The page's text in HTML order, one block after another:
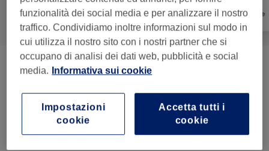
Tutti Unghie Depilazione
Manicure (9)
funzionalità dei social media e per analizzare il nostro
traffico. Condividiamo inoltre informazioni sul modo in
cui utilizza il nostro sito con i nostri partner che si
occupano di analisi dei dati web, pubblicità e social
media. Informativa sui cookie
Accetta tutti i
cookie
Impostazioni
cookie